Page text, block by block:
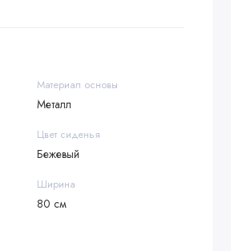
Материал основы
Металл
Цвет сиденья
Бежевый
Ширина
80 см